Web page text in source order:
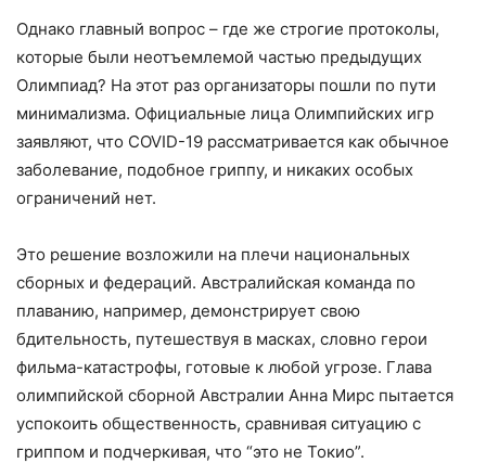
Однако главный вопрос – где же строгие протоколы,
которые были неотъемлемой частью предыдущих
Олимпиад? На этот раз организаторы пошли по пути
минимализма. Официальные лица Олимпийских игр
заявляют, что COVID-19 рассматривается как обычное
заболевание, подобное гриппу, и никаких особых
ограничений нет.
Это решение возложили на плечи национальных
сборных и федераций. Австралийская команда по
плаванию, например, демонстрирует свою
бдительность, путешествуя в масках, словно герои
фильма-катастрофы, готовые к любой угрозе. Глава
олимпийской сборной Австралии Анна Мирс пытается
успокоить общественность, сравнивая ситуацию с
гриппом и подчеркивая, что “это не Токио”.